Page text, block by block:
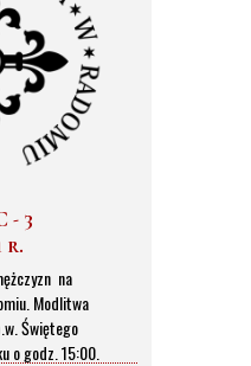
- 3
r.
na
Modlitwa
Świętego
o godz. 15:00.